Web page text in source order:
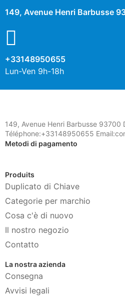
149, Avenue Henri Barbusse
+33148950655
Lun-Ven 9h-18h
149, Avenue Henri Barbusse 93700
Téléphone:+33148950655
Metodi di pagamento
Produits
Duplicato di Chiave
Categorie per marchio
Cosa c'è di nuovo
Il nostro negozio
Contatto
La nostra azienda
Consegna
Avvisi legali